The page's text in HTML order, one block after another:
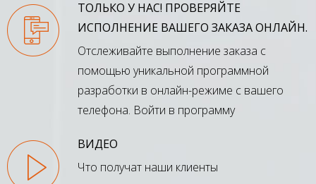
ТОЛЬКО У НАС! ПРОВЕРЯЙТЕ
ИСПОЛНЕНИЕ ВАШЕГО ЗАКАЗА ОНЛАЙН.
Отслеживайте выполнение заказа с
помощью уникальной программной
разработки в онлайн-режиме с вашего
телефона. Войти в программу
ВИДЕО
Что получат наши клиенты